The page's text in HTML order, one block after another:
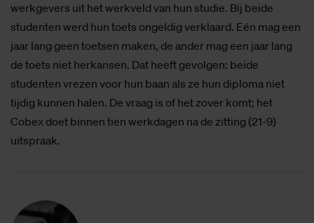
werkgevers uit het werkveld van hun studie. Bij beide
studenten werd hun toets ongeldig verklaard. Eén mag een
jaar lang geen toetsen maken, de ander mag een jaar lang
de toets niet herkansen. Dat heeft gevolgen: beide
studenten vrezen voor hun baan als ze hun diploma niet
tijdig kunnen halen. De vraag is of het zover komt; het
Cobex doet binnen tien werkdagen na de zitting (21-9)
uitspraak.